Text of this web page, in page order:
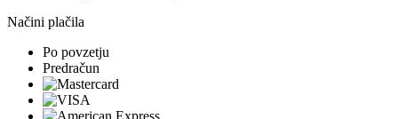
Načini plačila
Po povzetju
Predračun